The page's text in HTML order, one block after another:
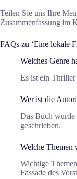
Teilen Sie uns Ihre
Zusammenfassung im
FAQs zu ‘Eine lokale
Welches Genre
Es ist ein
Wer ist die
Das Buch
geschrieben.
Welche Themen
Wichtige
Fassade des